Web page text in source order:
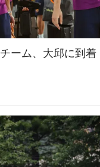
チーム、大邱に到着
FCB Barcelona